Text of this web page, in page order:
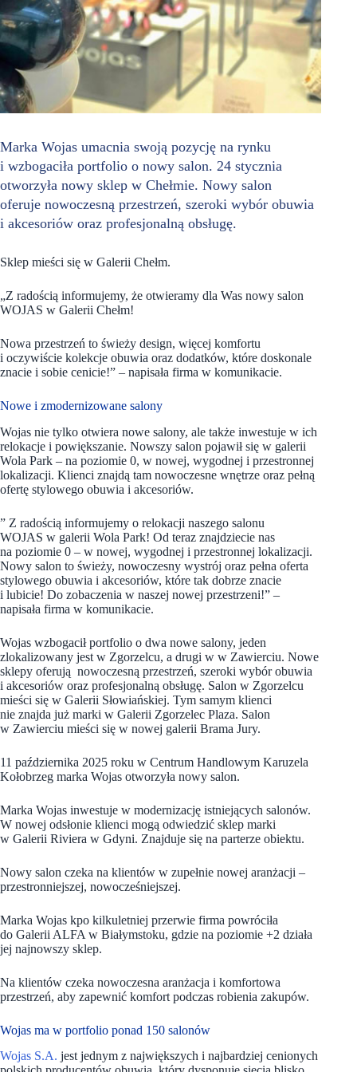
Marka Wojas umacnia swoją pozycję na rynku
i wzbogaciła portfolio o nowy salon. 24 stycznia
otworzyła nowy sklep w Chełmie. Nowy salon
oferuje nowoczesną przestrzeń, szeroki wybór obuwia
i akcesoriów oraz profesjonalną obsługę.
Sklep mieści się w Galerii Chełm.
„Z radością informujemy, że otwieramy dla Was nowy salon
WOJAS w Galerii Chełm!
Nowa przestrzeń to świeży design, więcej komfortu
i oczywiście kolekcje obuwia oraz dodatków, które doskonale
znacie i sobie cenicie!” – napisała firma w komunikacie.
Nowe i zmodernizowane salony
Wojas nie tylko otwiera nowe salony, ale także inwestuje w ich
relokacje i powiększanie. Nowszy salon pojawił się w galerii
Wola Park – na poziomie 0, w nowej, wygodnej i przestronnej
lokalizacji. Klienci znajdą tam nowoczesne wnętrze oraz pełną
ofertę stylowego obuwia i akcesoriów.
” Z radością informujemy o relokacji naszego salonu
WOJAS w galerii Wola Park! Od teraz znajdziecie nas
na poziomie 0 – w nowej, wygodnej i przestronnej lokalizacji.
Nowy salon to świeży, nowoczesny wystrój oraz pełna oferta
stylowego obuwia i akcesoriów, które tak dobrze znacie
i lubicie! Do zobaczenia w naszej nowej przestrzeni!” –
napisała firma w komunikacie.
Wojas wzbogacił portfolio o dwa nowe salony, jeden
zlokalizowany jest w Zgorzelcu, a drugi w w Zawierciu. Nowe
sklepy oferują nowoczesną przestrzeń, szeroki wybór obuwia
i akcesoriów oraz profesjonalną obsługę. Salon w Zgorzelcu
mieści się w Galerii Słowiańskiej. Tym samym klienci
nie znajda już marki w Galerii Zgorzelec Plaza. Salon
w Zawierciu mieści się w nowej galerii Brama Jury.
11 października 2025 roku w Centrum Handlowym Karuzela
Kołobrzeg marka Wojas otworzyła nowy salon.
Marka Wojas inwestuje w modernizację istniejących salonów.
W nowej odsłonie klienci mogą odwiedzić sklep marki
w Galerii Riviera w Gdyni. Znajduje się na parterze obiektu.
Nowy salon czeka na klientów w zupełnie nowej aranżacji –
przestronniejszej, nowocześniejszej.
Marka Wojas kpo kilkuletniej przerwie firma powróciła
do Galerii ALFA w Białymstoku, gdzie na poziomie +2 działa
jej najnowszy sklep.
Na klientów czeka nowoczesna aranżacja i komfortowa
przestrzeń, aby zapewnić komfort podczas robienia zakupów.
Wojas ma w portfolio ponad 150 salonów
Wojas S.A. jest jednym z największych i najbardziej cenionych